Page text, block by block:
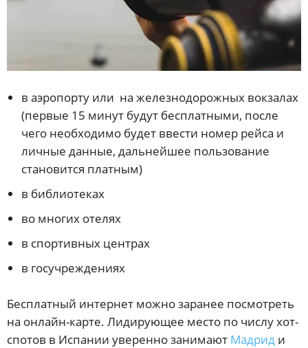
в аэропорту или на железнодорожных вокзалах
(первые 15 минут будут бесплатными, после
чего необходимо будет ввести номер рейса и
личные данные, дальнейшее пользование
становится платным)
в библиотеках
во многих отелях
в спортивных центрах
в госучреждениях
Бесплатный интернет можно заранее посмотреть
на онлайн-карте. Лидирующее место по числу хот-
спотов в Испании уверенно занимают Мадрид и